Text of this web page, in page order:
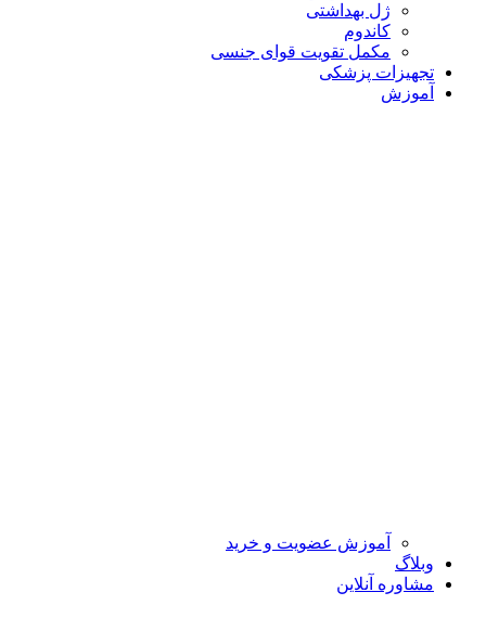
ژل بهداشتی
کاندوم
مکمل تقویت قوای جنسی
تجهیزات پزشکی
آموزش
آموزش عضویت و خرید
وبلاگ
مشاوره آنلاین